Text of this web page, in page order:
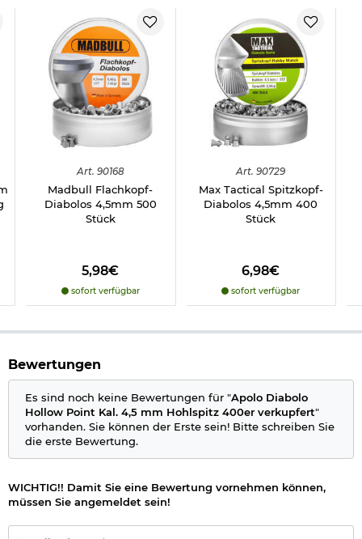
Herstellerinformationen
Art. 90168
Madbull Flachkopf-
Diabolos 4,5mm 500
Stück
5,98€
sofort verfügbar
Art. 90729
Max Tactical Spitzkopf-
Diabolos 4,5mm 400
Stück
6,98€
sofort verfügbar
Bewertungen
Es sind noch keine Bewertungen für "Apolo Diabolo
Hollow Point Kal. 4,5 mm Hohlspitz 400er verkupfert"
vorhanden. Sie können der Erste sein! Bitte schreiben Sie
die erste Bewertung.
WICHTIG!! Damit Sie eine Bewertung vornehmen können,
müssen Sie angemeldet sein!